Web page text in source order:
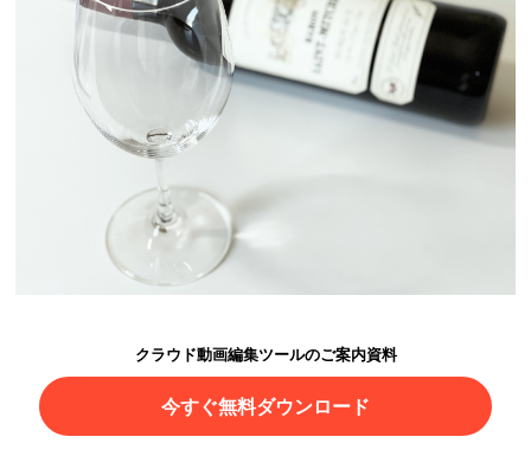
クラウド動画編集ツールのご案内資料
今すぐ無料ダウンロード